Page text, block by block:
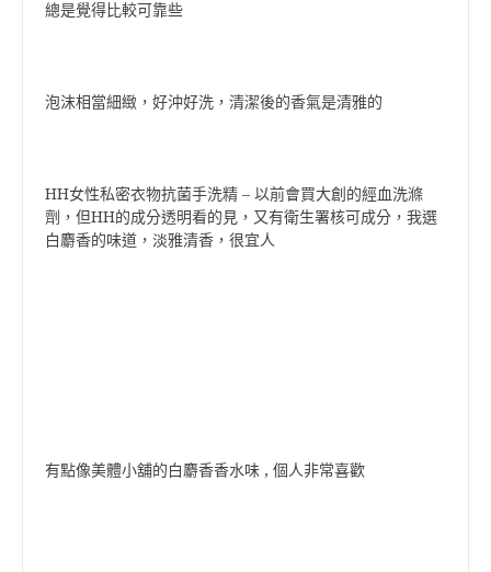
總是覺得比較可靠些
泡沫相當細緻，好沖好洗，清潔後的香氣是清雅的
HH女性私密衣物抗菌手洗精 – 以前會買大創的經血洗滌
劑，但HH的成分透明看的見，又有衛生署核可成分，我選
白麝香的味道，淡雅清香，很宜人
有點像美體小舖的白麝香香水味 , 個人非常喜歡